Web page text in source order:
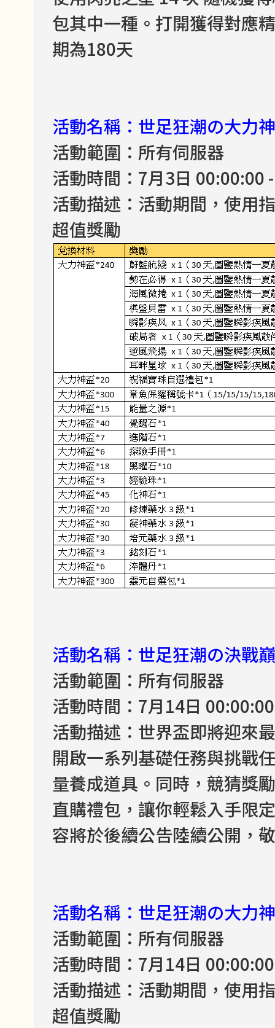
包其中一種。打開獲得對應
期為180天
活動名稱：世足狂潮の大力
活動範圍：所有伺服器
活動時間：7月3日 00:00:00
活動描述：活動期間，使用
超值獎勵
活動名稱：世足狂潮の決戰
活動範圍：所有伺服器
活動時間：7月14日
活動描述：世界盃即將迎來
開啟一系列基礎任務與挑戰
量養成道具。同時，競猜獎
直購禮包，讓你輕鬆入手限
容將於後續公告陸續公開，
活動名稱：世足狂潮の大力
活動範圍：所有伺服器
活動時間：7月14日
活動描述：活動期間，使用
超值獎勵